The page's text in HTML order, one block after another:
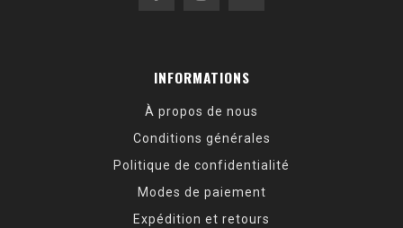
INFORMATIONS
À propos de nous
Conditions générales
Politique de confidentialité
Modes de paiement
Expédition et retours